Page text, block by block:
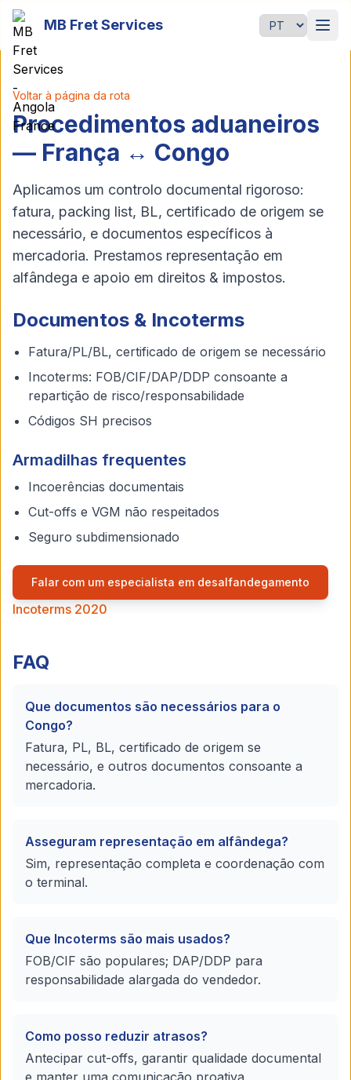
Passer au contenu principal
MB Fret Services
Idioma
Voltar à página da rota
Procedimentos aduaneiros
— França ↔ Congo
Aplicamos um controlo documental rigoroso:
fatura, packing list, BL, certificado de origem se
necessário, e documentos específicos à
mercadoria. Prestamos representação em
alfândega e apoio em direitos & impostos.
Documentos & Incoterms
Fatura/PL/BL, certificado de origem se necessário
Incoterms: FOB/CIF/DAP/DDP consoante a
repartição de risco/responsabilidade
Códigos SH precisos
Armadilhas frequentes
Incoerências documentais
Cut-offs e VGM não respeitados
Seguro subdimensionado
Falar com um especialista em desalfandegamento
Incoterms 2020
FAQ
Que documentos são necessários para o
Congo?
Fatura, PL, BL, certificado de origem se
necessário, e outros documentos consoante a
mercadoria.
Asseguram representação em alfândega?
Sim, representação completa e coordenação com
o terminal.
Que Incoterms são mais usados?
FOB/CIF são populares; DAP/DDP para
responsabilidade alargada do vendedor.
Como posso reduzir atrasos?
Antecipar cut-offs, garantir qualidade documental
e manter uma comunicação proativa.